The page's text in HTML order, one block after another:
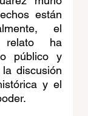
están
el
relato ha
público y
discusión
y el